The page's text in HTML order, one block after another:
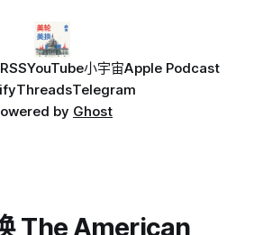
YouTube小宇宙Apple Podcast
ThreadsTelegram
by Ghost
The American